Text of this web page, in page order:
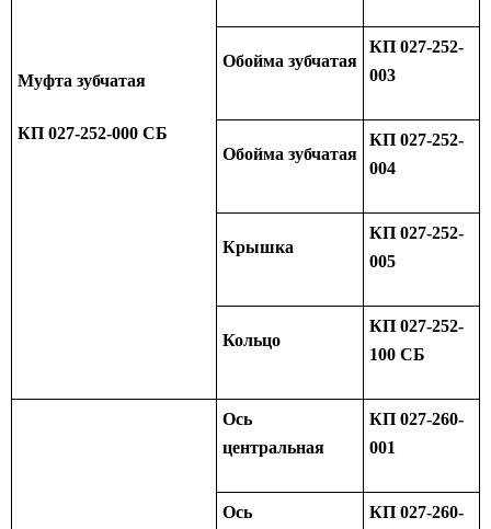
Муфта зубчатая
КП 027-252-000 СБ
Обойма зубчатая
КП 027-252-
003
Обойма зубчатая
КП 027-252-
004
Крышка
КП 027-252-
005
Кольцо
КП 027-252-
100 СБ
Ось
центральная
КП 027-260-
001
Ось
КП 027-260-